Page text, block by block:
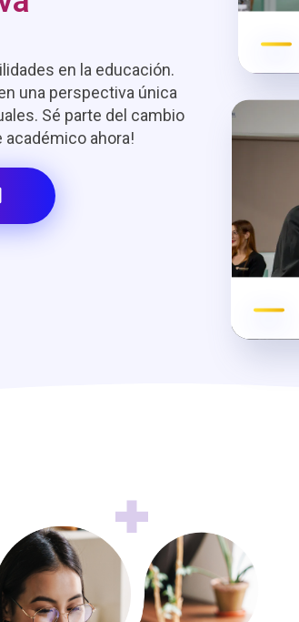
en la educación.
una perspectiva única
Sé parte del cambio
académico ahora!